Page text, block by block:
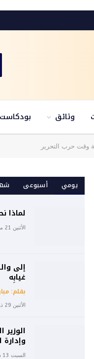
وثائق بودكاست
وقت حرب التحرير
يومي أسبوعى
لماذا
الأثنين 21 محرم 1448هـ 6-7-2026م
إلى
غيابِه
بقلم:
الأثنين 29 ذو الحجة 1447هـ 15-6-2026م
السبت 13 ذو الحجة 1447هـ 30-5-2026م